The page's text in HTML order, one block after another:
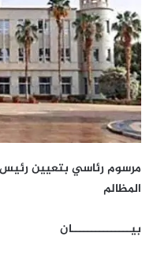
مرسوم رئاسي بتعيين رئيس
المظالم
بيـــــــــــــــان